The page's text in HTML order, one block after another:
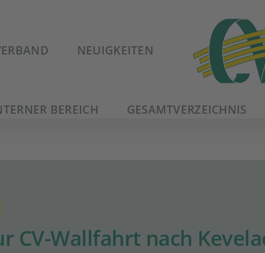
NEUIGKEITEN
BEREICH GESAMTVERZEICHNIS
CV-Wallfahrt nach